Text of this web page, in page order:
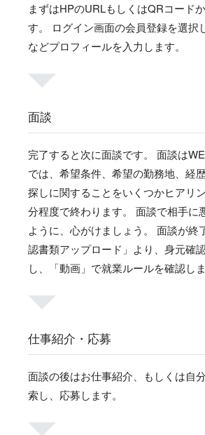
まずはHPのURLもしくはQRコード
す。 ログイン画面の会員登録を選択
などプロフィールを入力します。
面談
完了すると次に面談です。 面談は
では、希望条件、希望の勤務地、経
探しに関することをいくつかヒアリ
分程度で終わります。 面談で相手に
ように、心がけましょう。 面談が終
認書類アップロード」より、身元確
し、「動画」で就業ルールを確認しま
仕事紹介・応募
面談の後はお仕事紹介、もしくは自
索し、応募します。